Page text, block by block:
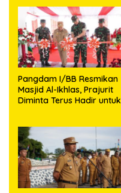
Pangdam I/BB Resmikan
Masjid Al-Ikhlas, Prajurit
Diminta Terus Hadir untuk